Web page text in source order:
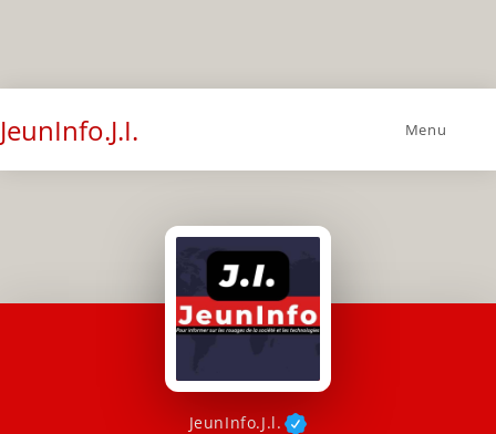
JeunInfo.J.I. Menu
JeunInfo.J.l.